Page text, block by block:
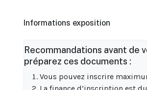
Informations exposition
Recommandations avant de
préparez ces documents :
Vous pouvez inscrire